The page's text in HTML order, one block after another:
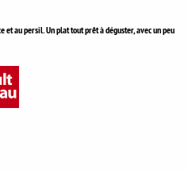
au persil. Un plat tout prêt à déguster, avec un peu